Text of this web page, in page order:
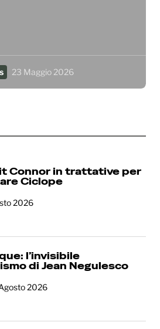
23 Maggio 2026
Connor in trattative per
Ciclope
2026
l’invisibile
di Jean Negulesco
2026